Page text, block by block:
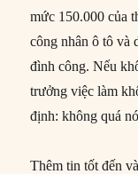
mức 150.000 của
công nhân ô tô và
đình công. Nếu
trưởng việc làm
định: không quá
Thêm tin tốt đến